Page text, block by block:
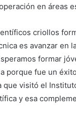
en áreas
criollos
es avanzar en
formar
porque fue un
visitó el
y esa